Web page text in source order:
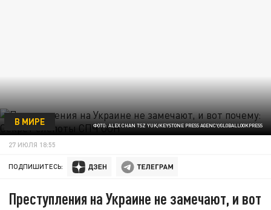
ФОТО: ALEX CHAN TSZ YUK/KEYSTONE PRESS AGENCY/GLOBALLOOKPRESS
В МИРЕ
27 ИЮЛЯ 18:55
ПОДПИШИТЕСЬ:
Преступления на Украине не замечают, и вот